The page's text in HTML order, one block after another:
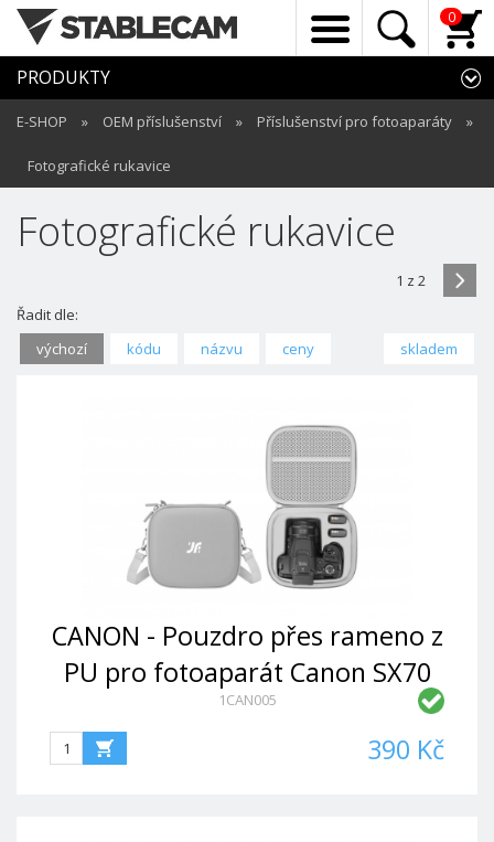
0
PRODUKTY
E-SHOP » OEM příslušenství » Příslušenství pro fotoaparáty »
Fotografické rukavice
Fotografické rukavice
1 z 2
Řadit dle:
výchozí
kódu názvu ceny skladem
CANON - Pouzdro přes rameno z
PU pro fotoaparát Canon SX70
1CAN005
390 Kč